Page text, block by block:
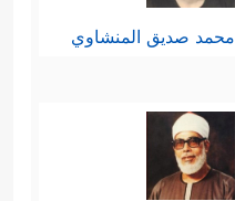
محمد صديق المنشاوي